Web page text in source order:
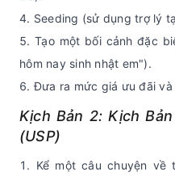
Seeding (sử dụng trợ lý
Tạo một bối cảnh đặc
hôm nay sinh nhật em").
Đưa ra mức giá ưu đãi
Kịch Bản 2: Kịch
(USP)
Kể một câu chuyện về